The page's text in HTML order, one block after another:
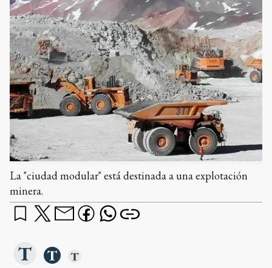
La "ciudad modular" está destinada a una explotación
minera.